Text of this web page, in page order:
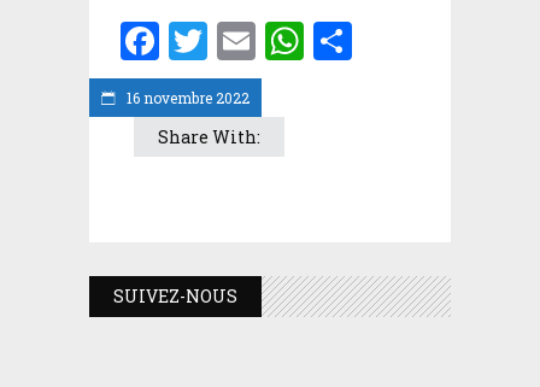
16 novembre 2022
Facebook
Twitter
EmailWhatsApp
Share With:
SUIVEZ-NOUS